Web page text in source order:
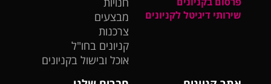
שירותי דיגיטל לקניונים
מבצעים
צרכנות
קניונים בחו"ל
אוכל ובישול בקניונים